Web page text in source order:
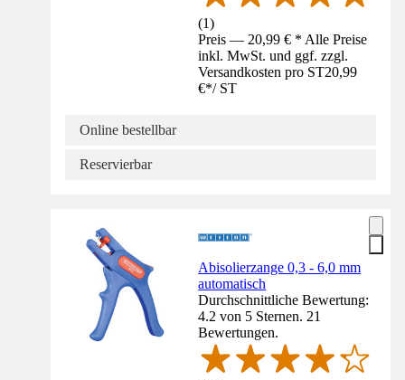
(1)
Preis — 20,99 € * Alle Preise
inkl. MwSt. und ggf. zzgl.
Versandkosten pro ST20,99
€*/ ST
Online bestellbar
Reservierbar
Abisolierzange 0,3 - 6,0 mm
automatisch
Durchschnittliche Bewertung:
4.2 von 5 Sternen. 21
Bewertungen.